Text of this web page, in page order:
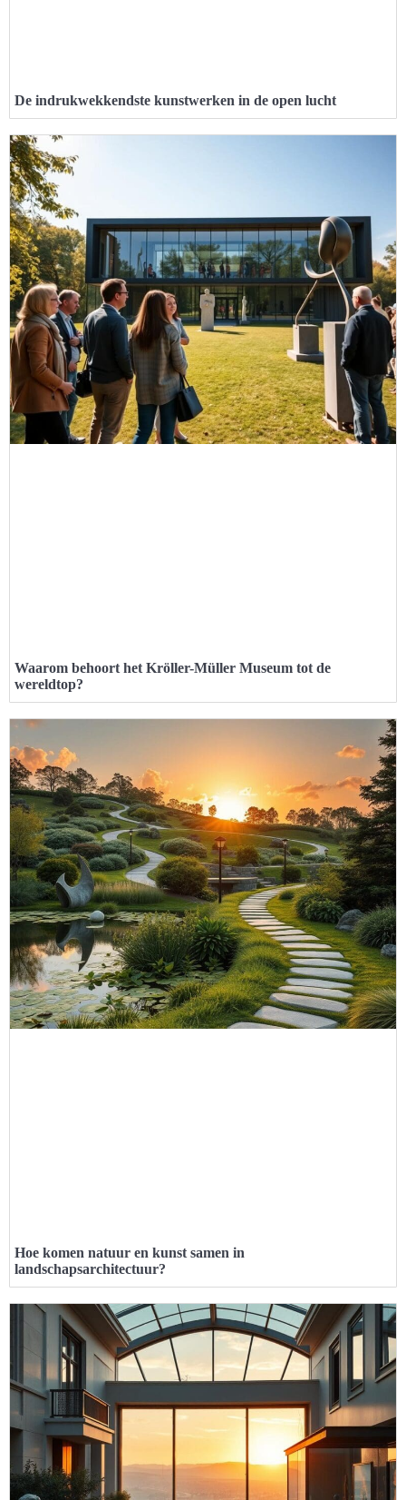
De indrukwekkendste kunstwerken in de open lucht
Waarom behoort het Kröller-Müller Museum tot de
wereldtop?
Hoe komen natuur en kunst samen in
landschapsarchitectuur?